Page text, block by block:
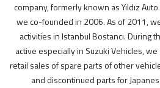
Çkr Auto
ithal
suzuki
company, formerly known as Yıldız
we co-founded in 2006. As of 2011,
activities in Istanbul Bostancı.
active especially in Suzuki Vehicles,
retail sales of spare parts of other
and discontinued parts for